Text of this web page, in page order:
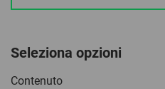
Seleziona opzioni
Contenuto